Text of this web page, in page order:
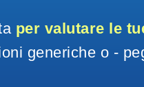
per valutare le
generiche o -